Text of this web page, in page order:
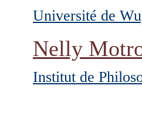
Université de
Nelly
Institut de